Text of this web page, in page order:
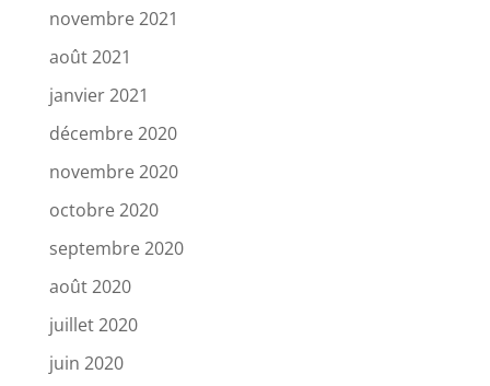
novembre 2021
août 2021
janvier 2021
décembre 2020
novembre 2020
octobre 2020
septembre 2020
août 2020
juillet 2020
juin 2020